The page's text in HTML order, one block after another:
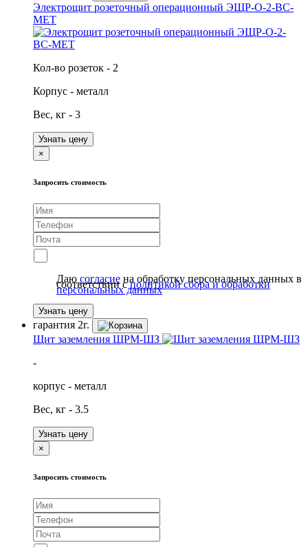
Электрощит розеточный операционный ЭЩР-О-2-ВС-
МЕТ
Кол-во розеток - 2
Корпус - металл
Вес, кг - 3
Узнать цену
×
Запросить стоимость
Даю согласие на обработку персональных данных в
соответствии сполитикой сбора и обработки
персональных данных
Узнать цену
гарантия 2г.
Щит заземления ЩРМ-ШЗ
-
корпус - металл
Вес, кг - 3.5
Узнать цену
×
Запросить стоимость